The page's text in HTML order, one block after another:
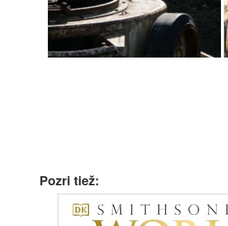
Pozri tiež: